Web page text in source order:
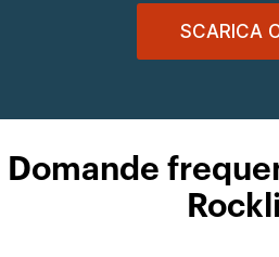
SCARICA
Domande